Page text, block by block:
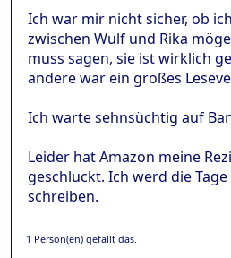
Ich war mir nicht sicher, ob
zwischen Wulf und Rika
muss sagen, sie ist wirklich
andere war ein großes
Ich warte sehnsüchtig auf
Leider hat Amazon meine
geschluckt. Ich werd die
schreiben.
1 Person(en) gefällt das.